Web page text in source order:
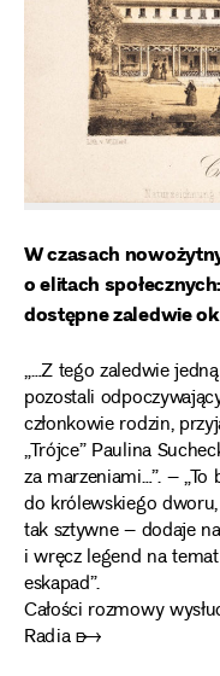
W czasach
o elitach
dostępne zaledwie
„…Z tego zaledwie
pozostali
członkowie rodzin,
„Trójce” Paulina
za marzeniami…”. –
do królewskiego
tak sztywne – dodaje
i wręcz legend na
eskapad”.
Całości rozmowy
Radia ➸